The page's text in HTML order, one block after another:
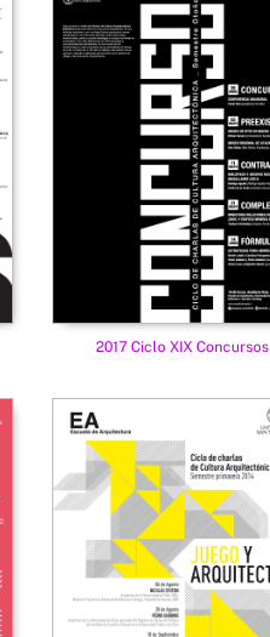
2017 Ciclo XIX Concursos